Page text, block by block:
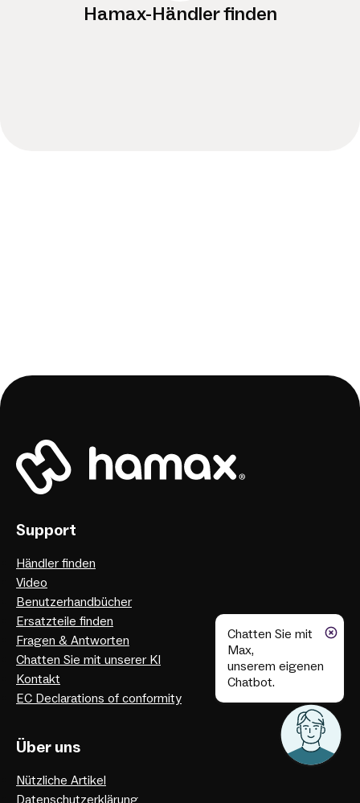
Chatten Sie mit
Max,
unserem eigenen
Chatbot.
Hamax-Händler finden
Support
Händler finden
Video
Benutzerhandbücher
Ersatzteile finden
Fragen & Antworten
Chatten Sie mit unserer KI
Kontakt
EC Declarations of conformity
Über uns
Nützliche Artikel